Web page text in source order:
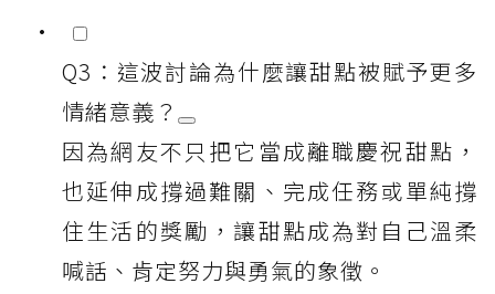
Q3：這波討論為什麼讓甜點被賦予更多
情緒意義？
因為網友不只把它當成離職慶祝甜點，
也延伸成撐過難關、完成任務或單純撐
住生活的獎勵，讓甜點成為對自己溫柔
喊話、肯定努力與勇氣的象徵。